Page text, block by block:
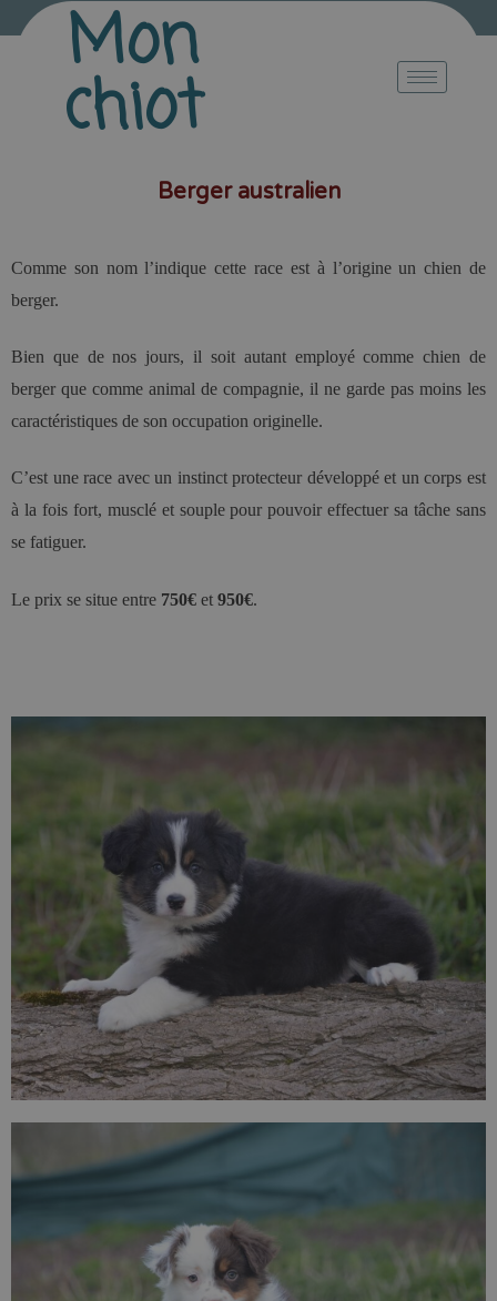
Mon
chiot
Berger australien
Comme son nom l’indique cette race est à l’origine un chien de
berger.
Bien que de nos jours, il soit autant employé comme chien de
berger que comme animal de compagnie, il ne garde pas moins les
caractéristiques de son occupation originelle.
C’est une race avec un instinct protecteur développé et un corps est
à la fois fort, musclé et souple pour pouvoir effectuer sa tâche sans
se fatiguer.
Le prix se situe entre 750€ et 950€.